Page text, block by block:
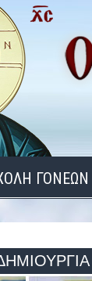
ΓΟΝΕΩΝ
2026
- 2025